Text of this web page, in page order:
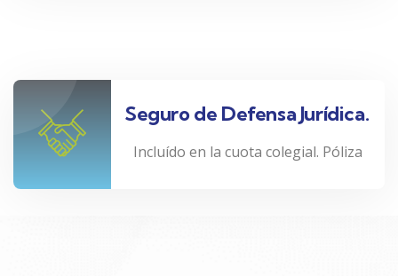
Seguro de Defensa Jurídica.
Incluído en la cuota colegial. Póliza